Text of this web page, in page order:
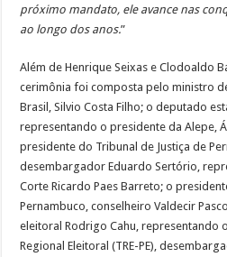
próximo mandato, ele avance nas
ao longo dos anos.”
Além de Henrique Seixas e Clodoaldo
cerimônia foi composta pelo ministro
Brasil, Silvio Costa Filho; o deputado
representando o presidente da Alepe,
presidente do Tribunal de Justiça de
desembargador Eduardo Sertório,
Corte Ricardo Paes Barreto; o
Pernambuco, conselheiro Valdecir
eleitoral Rodrigo Cahu, representando
Regional Eleitoral (TRE-PE),